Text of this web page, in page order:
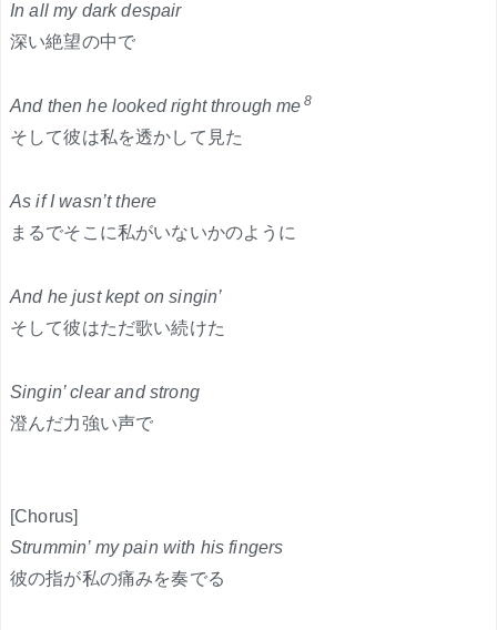
In all my dark despair
深い絶望の中で
And then he looked right through me 8
そして彼は私を透かして見た
As if I wasn’t there
まるでそこに私がいないかのように
And he just kept on singin’
そして彼はただ歌い続けた
Singin’ clear and strong
澄んだ力強い声で
[Chorus]
Strummin’ my pain with his fingers
彼の指が私の痛みを奏でる